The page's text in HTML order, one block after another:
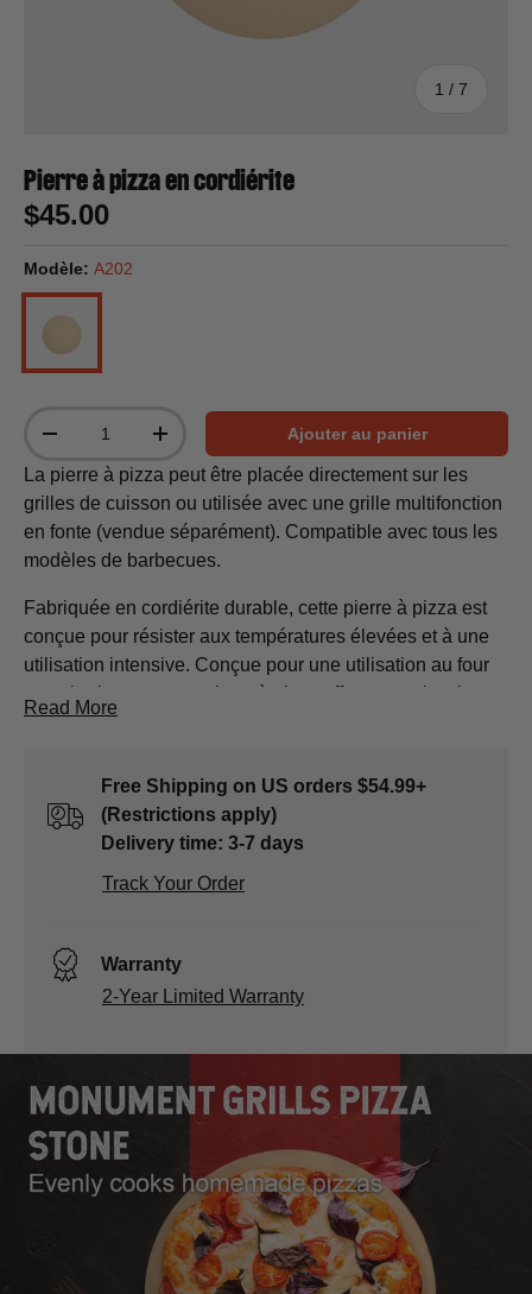
1 / de
7
Pierre à pizza en cordiérite
$45.00
Modèle: A202
+ Ajouter au panier
La pierre à pizza peut être placée directement sur les
grilles de cuisson ou utilisée avec une grille multifonction
en fonte (vendue séparément). Compatible avec tous les
modèles de barbecues.
Fabriquée en cordiérite durable, cette pierre à pizza est
conçue pour résister aux températures élevées et à une
utilisation intensive. Conçue pour une utilisation au four
et au barbecue, cette pierre à pizza offre une polyvalence
dans les options de cuisson. Que vous préfériez la
l'extérieur, cette pierre convient aux deux méthodes. Sa
taille ronde de 12 pouces offre amplement d'espace pour
des pizzas de toutes tailles. Son poids de 3 kg (6,6 livres)
Read More
Free Shipping on US orders $54.99+
(Restrictions apply)
Delivery time: 3-7 days
Track Your Order
Warranty
2-Year Limited Warranty